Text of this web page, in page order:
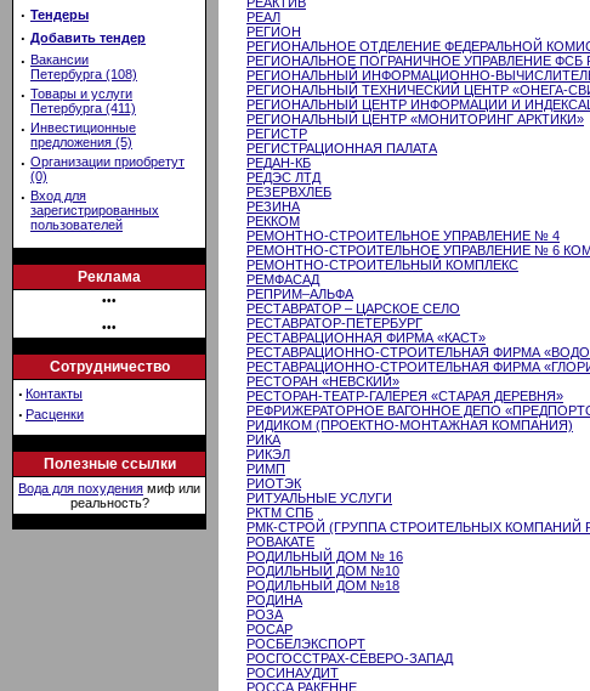
· Тендеры
· Добавить тендер
· Вакансии
Петербурга (108)
· Товары и услуги
Петербурга (411)
· Инвестиционные
предложения (5)
· Организации приобретут
(0)
· Вход для
зарегистрированных
пользователей
Реклама
•••
•••
Сотрудничество
· Контакты
· Расценки
Полезные ссылки
Вода для похудения миф или
реальность?
РЕАЛ
РЕГИОН
РЕГИОНАЛЬНОЕ ОТДЕЛЕНИЕ ФЕДЕРАЛЬНОЙ
РЕГИОНАЛЬНОЕ ПОГРАНИЧНОЕ УПРАВЛЕНИЕ
РЕГИОНАЛЬНЫЙ ИНФОРМАЦИОННО-
РЕГИОНАЛЬНЫЙ ТЕХНИЧЕСКИЙ ЦЕНТР «ОНЕГА-
РЕГИОНАЛЬНЫЙ ЦЕНТР ИНФОРМАЦИИ И
РЕГИОНАЛЬНЫЙ ЦЕНТР «МОНИТОРИНГ АРКТИКИ»
РЕГИСТР
РЕГИСТРАЦИОННАЯ ПАЛАТА
РЕДАН-КБ
РЕДЭС ЛТД
РЕЗЕРВХЛЕБ
РЕЗИНА
РЕККОМ
РЕМОНТНО-СТРОИТЕЛЬНОЕ УПРАВЛЕНИЕ № 4
РЕМОНТНО-СТРОИТЕЛЬНОЕ УПРАВЛЕНИЕ № 6
РЕМОНТНО-СТРОИТЕЛЬНЫЙ КОМПЛЕКС
РЕМФАСАД
РЕПРИМ–АЛЬФА
РЕСТАВРАТОР – ЦАРСКОЕ СЕЛО
РЕСТАВРАТОР-ПЕТЕРБУРГ
РЕСТАВРАЦИОННАЯ ФИРМА «КАСТ»
РЕСТАВРАЦИОННО-СТРОИТЕЛЬНАЯ ФИРМА
РЕСТАВРАЦИОННО-СТРОИТЕЛЬНАЯ ФИРМА
РЕСТОРАН «НЕВСКИЙ»
РЕСТОРАН-ТЕАТР-ГАЛЕРЕЯ «СТАРАЯ ДЕРЕВНЯ»
РЕФРИЖЕРАТОРНОЕ ВАГОННОЕ ДЕПО
РИДИКОМ (ПРОЕКТНО-МОНТАЖНАЯ КОМПАНИЯ)
РИКА
РИКЭЛ
РИМП
РИОТЭК
РИТУАЛЬНЫЕ УСЛУГИ
РКТМ СПБ
РМК-СТРОЙ (ГРУППА СТРОИТЕЛЬНЫХ КОМПАНИЙ
РОВАКАТЕ
РОДИЛЬНЫЙ ДОМ № 16
РОДИЛЬНЫЙ ДОМ №10
РОДИЛЬНЫЙ ДОМ №18
РОДИНА
РОЗА
РОСАР
РОСБЕЛЭКСПОРТ
РОСГОССТРАХ-СЕВЕРО-ЗАПАД
РОСИНАУДИТ
РОССА РАКЕННЕ